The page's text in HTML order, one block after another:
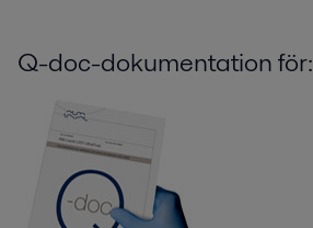
Q-doc-dokumentation för: